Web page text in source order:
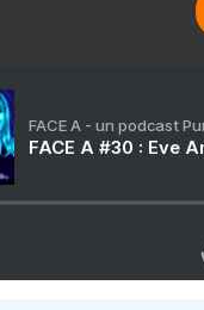
FACE A - un podcast
FACE A #30 : Eve